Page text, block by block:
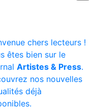
chers lecteurs !
êtes bien sur le
Artistes & Press.
nos nouvelles
déjà